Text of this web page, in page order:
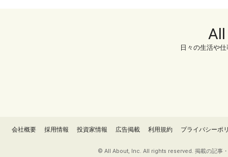
日々の生活や
会社概要 採用情報 投資家情報 広告掲載 利用規約 プライバシーポ
© All About, Inc. All rights reserved. 掲載の記事・